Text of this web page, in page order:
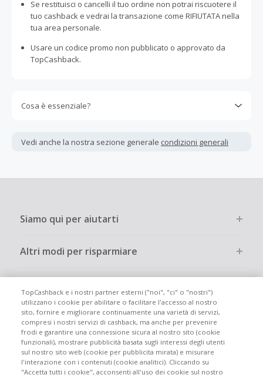
Se restituisci o cancelli il tuo ordine non potrai riscuotere il
tuo cashback e vedrai la transazione come RIFIUTATA nella
tua area personale.
Usare un codice promo non pubblicato o approvato da
TopCashback.
Cosa è essenziale?
interamente online.
dall'acquisto. Pertanto, se noti che il tuo cashback è
Vedi anche la nostra sezione generale condizioni generali
Siamo qui per aiutarti
Altri modi per risparmiare
Partecipa
Info legali
TopCashback e i nostri partner esterni ("noi", "ci" o "nostri")
utilizzano i cookie per abilitare o facilitare l'accesso al nostro
sito, fornire e migliorare continuamente una varietà di servizi,
compresi i nostri servizi di cashback, ma anche per prevenire
frodi e garantire una connessione sicura al nostro sito (cookie
funzionali), mostrare pubblicità basata sugli interessi degli utenti
sul nostro sito web (cookie per pubblicita mirata) e misurare
l'interazione con i contenuti (cookie analitici). Cliccando su
"Accetta tutti i cookie", acconsenti all'uso dei cookie sul nostro